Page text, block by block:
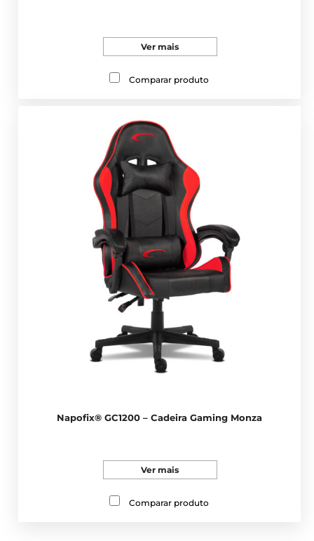
Ver mais
Comparar produto
Napofix® GC1200 – Cadeira Gaming Monza
Ver mais
Comparar produto